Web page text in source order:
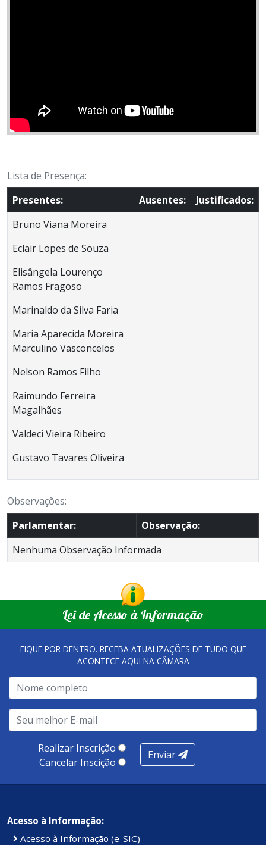
Lista de Presença:
Presentes:
Ausentes:
Justificados:
Bruno Viana Moreira
Eclair Lopes de Souza
Elisângela Lourenço
Ramos Fragoso
Marinaldo da Silva Faria
Maria Aparecida Moreira
Marculino Vasconcelos
Nelson Ramos Filho
Raimundo Ferreira
Magalhães
Valdeci Vieira Ribeiro
Gustavo Tavares Oliveira
Observações:
Parlamentar:
Observação:
Nenhuma Observação Informada
Lei de Acesso à Informação
FIQUE POR DENTRO. RECEBA ATUALIZAÇÕES DE TUDO QUE
ACONTECE AQUI NA CÂMARA
Realizar Inscrição
Cancelar Inscição
Enviar
Acesso à Informação:
Acesso à Informação (e-SIC)